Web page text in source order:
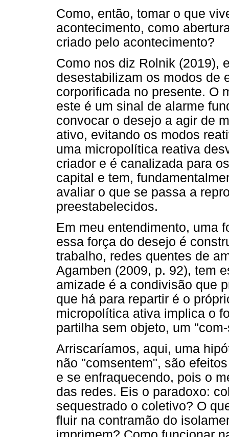
Como, então, tomar o que
acontecimento, como
criado pelo acontecimento?
Como nos diz Rolnik (2019),
desestabilizam os modos de
corporificada no presente. O
este é um sinal de alarme
convocar o desejo a agir de
ativo, evitando os modos
uma micropolítica reativa
criador e é canalizada para
capital e tem,
avaliar o que se passa a
preestabelecidos.
Em meu entendimento, uma
essa força do desejo é
trabalho, redes quentes de
Agamben (2009, p. 92), tem
amizade é a condivisão que
que há para repartir é o
micropolítica ativa implica o
partilha sem objeto, um
Arriscaríamos, aqui, uma
não "comsentem", são
e se enfraquecendo, pois o
das redes. Eis o paradoxo:
sequestrado o coletivo? O
fluir na contramão do